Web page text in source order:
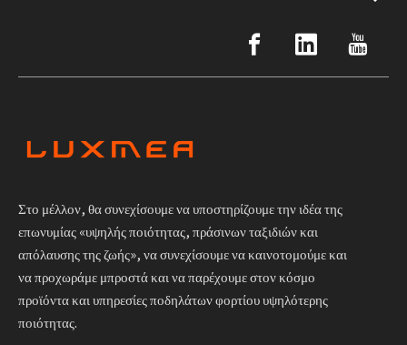
Στο μέλλον, θα συνεχίσουμε να υποστηρίζουμε την ιδέα της
επωνυμίας «υψηλής ποιότητας, πράσινων ταξιδιών και
απόλαυσης της ζωής», να συνεχίσουμε να καινοτομούμε και
να προχωράμε μπροστά και να παρέχουμε στον κόσμο
προϊόντα και υπηρεσίες ποδηλάτων φορτίου υψηλότερης
ποιότητας.